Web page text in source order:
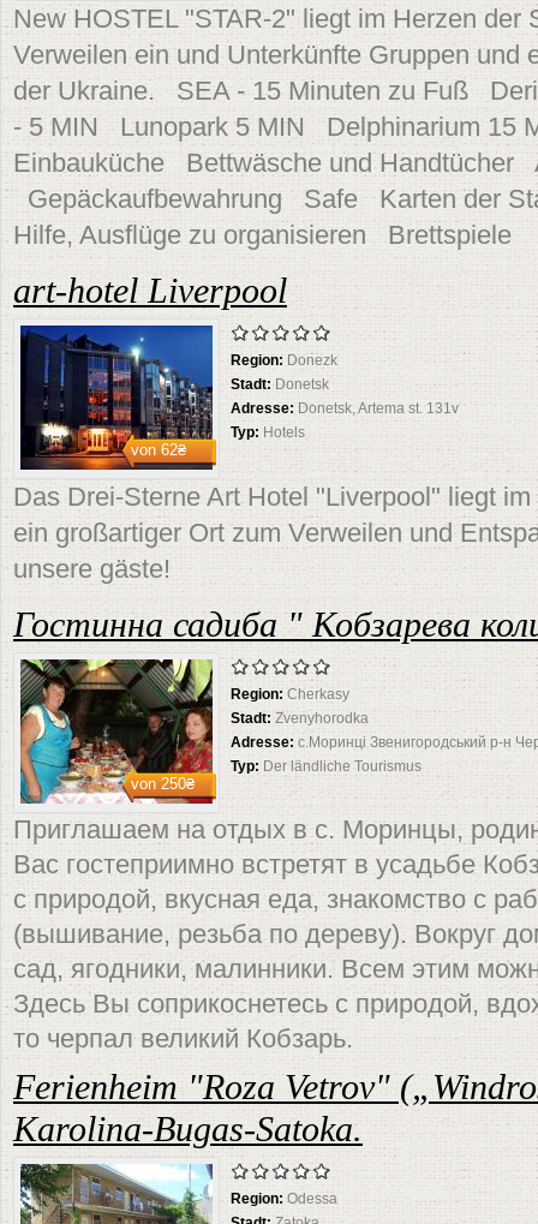
New HOSTEL "STAR-2" liegt im Herzen der
Verweilen ein und Unterkünfte Gruppen und
der Ukraine. SEA - 15 Minuten zu Fuß
- 5 MIN Lunopark 5 MIN Delphinarium
Einbauküche Bettwäsche und
Gepäckaufbewahrung Safe Karten der
Hilfe, Ausflüge zu organisieren Brettspiele
art-hotel Liverpool
von62₴
Region: Donezk
Stadt: Donetsk
Adresse: Donetsk, Artema st. 131v
Typ: Hotels
Das Drei-Sterne Art Hotel "Liverpool" liegt
ein großartiger Ort zum Verweilen und
unsere gäste!
Гостинна садиба " Кобзарева
von250₴
Region: Cherkasy
Stadt: Zvenyhorodka
Adresse:с.Моринці Звенигородський р-н
Typ: Der ländliche Tourismus
Приглашаем на отдых в с. Моринцы,
Вас гостеприимно встретят в усадьбе
с природой, вкусная еда, знакомство с
(вышивание, резьба по дереву). Вокруг
сад, ягодники, малинники. Всем этим
Здесь Вы соприкоснетесь с природой,
то черпал великий Кобзарь.
Ferienheim "Roza Vetrov"
Karolina-Bugas-Satoka.
Region:Odessa